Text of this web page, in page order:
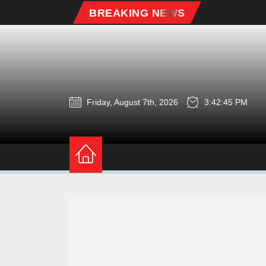
BREAKING NEWS
Friday, August 7th, 2026 3:42:46 PM